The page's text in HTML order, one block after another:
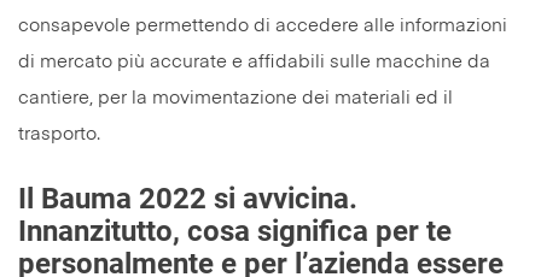
consapevole permettendo di accedere alle informazioni
di mercato più accurate e affidabili sulle macchine da
cantiere, per la movimentazione dei materiali ed il
trasporto.
Il Bauma 2022 si avvicina.
Innanzitutto, cosa significa per te
personalmente e per l’azienda essere